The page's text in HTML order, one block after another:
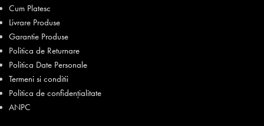
Cum Platesc
Livrare Produse
Garantie Produse
Politica de Returnare
Politica Date Personale
Termeni si conditii
Politica de confidențialitate
ANPC